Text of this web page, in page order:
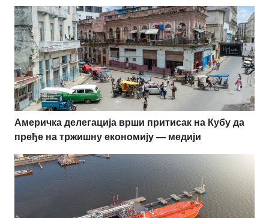
Америчка делегација врши притисак на Кубу да
пређе на тржишну економију — медији